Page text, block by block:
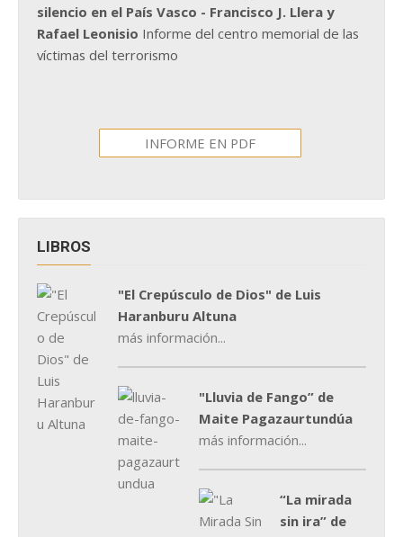
silencio en el País Vasco - Francisco J. Llera y
Rafael Leonisio Informe del centro memorial de las
víctimas del terrorismo
INFORME EN PDF
LIBROS
"El Crepúsculo de Dios" de Luis
Haranburu Altuna
más información...
"Lluvia de Fango” de
Maite Pagazaurtundúa
más información...
“La mirada
sin ira” de